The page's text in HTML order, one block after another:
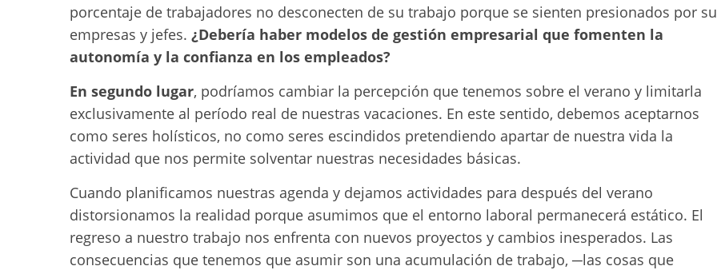
porcentaje de trabajadores no desconecten de su trabajo porque se sienten presionados por
empresas y jefes. ¿Debería haber modelos de gestión empresarial que fomenten la
autonomía y la confianza en los empleados?
En segundo lugar, podríamos cambiar la percepción que tenemos sobre el verano y limitarla
exclusivamente al período real de nuestras vacaciones. En este sentido, debemos aceptarnos
como seres holísticos, no como seres escindidos pretendiendo apartar de nuestra vida la
actividad que nos permite solventar nuestras necesidades básicas.
Cuando planificamos nuestras agenda y dejamos actividades para después del verano
distorsionamos la realidad porque asumimos que el entorno laboral permanecerá estático. El
regreso a nuestro trabajo nos enfrenta con nuevos proyectos y cambios inesperados. Las
consecuencias que tenemos que asumir son una acumulación de trabajo, ─las cosas que